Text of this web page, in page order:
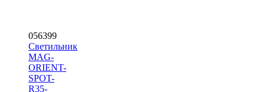
056399
Светильник
MAG-
ORIENT-
SPOT-
R35-